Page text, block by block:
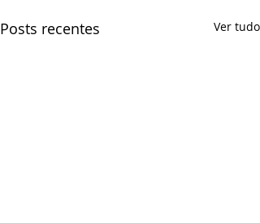
Posts recentes Ver tudo